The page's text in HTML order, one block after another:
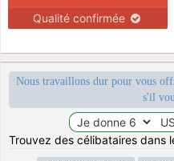
Qualité confirmée
Nous travaillons dur pour vous
s'il
Trouvez des célibataires dans